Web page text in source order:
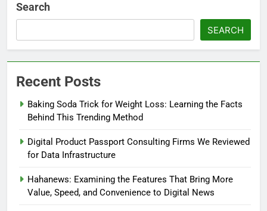
Search
SEARCH
Recent Posts
Baking Soda Trick for Weight Loss: Learning the Facts
Behind This Trending Method
Digital Product Passport Consulting Firms We Reviewed
for Data Infrastructure
Hahanews: Examining the Features That Bring More
Value, Speed, and Convenience to Digital News